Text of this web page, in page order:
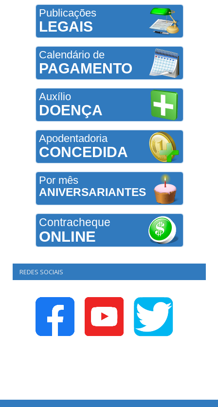
Publicações
LEGAIS
Calendário de
PAGAMENTO
Auxílio
DOENÇA
Apodentadoria
CONCEDIDA
Por mês
ANIVERSARIANTES
Contracheque
ONLINE
REDES SOCIAIS